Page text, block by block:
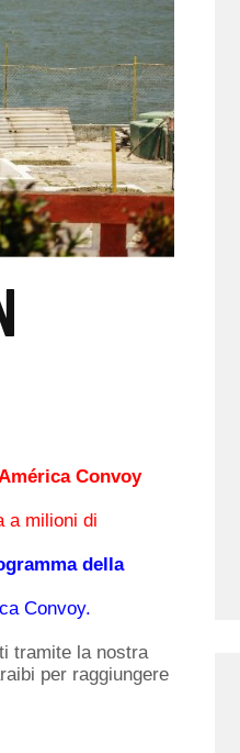
Convoy
a milioni di
della
Convoy.
tramite la nostra
per raggiungere